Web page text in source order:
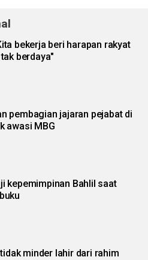
bekerja beri harapan rakyat
berdaya"
pembagian jajaran pejabat di
awasi MBG
kepemimpinan Bahlil saat
minder lahir dari rahim